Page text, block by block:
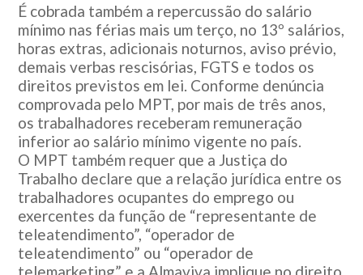
É cobrada também a repercussão do salário
mínimo nas férias mais um terço, no 13º salários,
horas extras, adicionais noturnos, aviso prévio,
demais verbas rescisórias, FGTS e todos os
direitos previstos em lei. Conforme denúncia
comprovada pelo MPT, por mais de três anos,
os trabalhadores receberam remuneração
inferior ao salário mínimo vigente no país.
O MPT também requer que a Justiça do
Trabalho declare que a relação jurídica entre os
trabalhadores ocupantes do emprego ou
exercentes da função de “representante de
teleatendimento”, “operador de
teleatendimento” ou “operador de
telemarketing” e a Almaviva implique no direito